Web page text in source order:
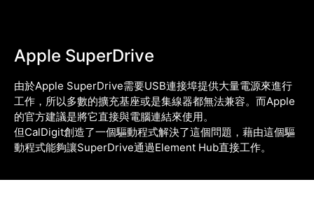
Apple SuperDrive
由於Apple SuperDrive需要USB連接埠提供大量電源來進行
工作，所以多數的擴充基座或是集線器都無法兼容。而Apple
的官方建議是將它直接與電腦連結來使用。
但CalDigit創造了一個驅動程式解決了這個問題，藉由這個驅
動程式能夠讓SuperDrive通過Element Hub直接工作。